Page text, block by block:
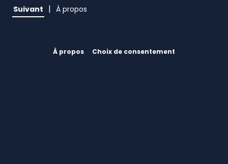
Suivant | À propos
À propos Choix de consentement